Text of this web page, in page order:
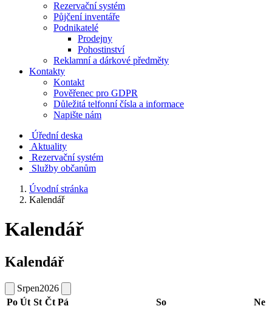
Rezervační systém
Půjčení inventáře
Podnikatelé
Prodejny
Pohostinství
Reklamní a dárkové předměty
Kontakty
Kontakt
Pověřenec pro GDPR
Důležitá telfonní čísla a informace
Napište nám
Úřední deska
Aktuality
Rezervační systém
Služby občanům
Úvodní stránka
Kalendář
Kalendář
Kalendář
Srpen2026
Po Út St Čt Pá So
Ne